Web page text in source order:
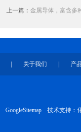
上一篇： 金属导体，富含多
关于我们 产
GoogleSitemap 技术支持：